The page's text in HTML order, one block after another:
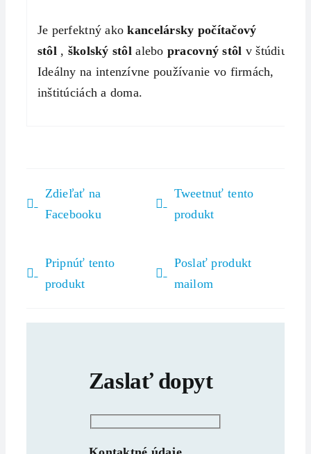
Je perfektný akokancelársky počítačový
stôl , školský stôl alebo pracovný stôl v štúdiu.
Ideálny na intenzívne používanie vo firmách,
inštitúciách a doma.
Zdieľať na
Facebooku
Tweetnuť tento
produkt
Pripnúť tento
produkt
Poslať produkt
mailom
Zaslať dopyt